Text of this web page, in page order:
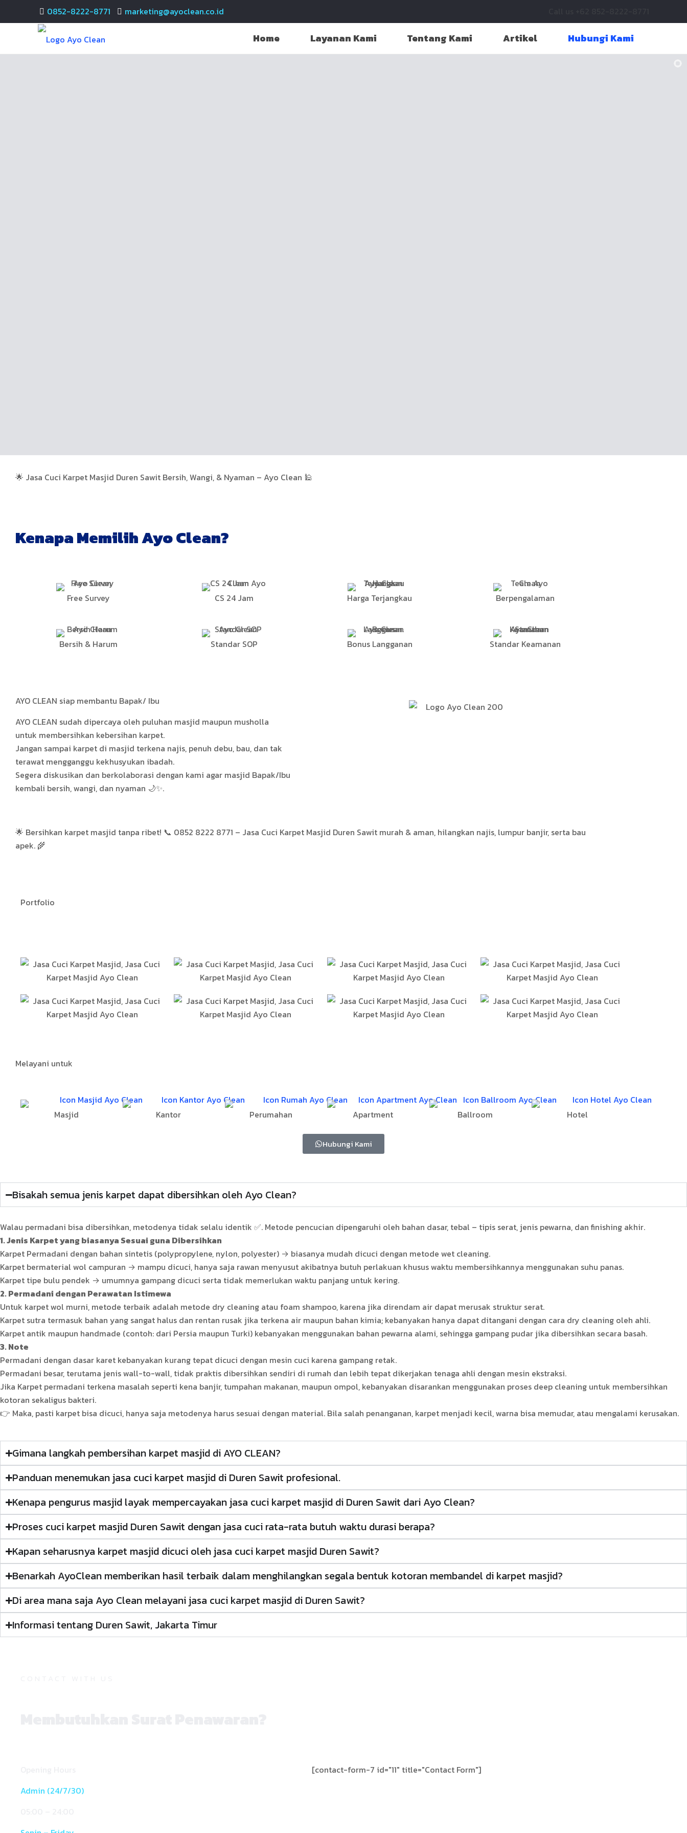
0852-8222-8771 marketing@ayoclean.co.id
Home Layanan Kami Tentang Kami Artikel Hubungi Kami
🌟 Jasa Cuci Karpet Masjid Duren Sawit Bersih, Wangi, & Nyaman – Ayo Clean 🕌
Kenapa Memilih Ayo Clean?
Free Survey CS 24 Jam Harga Terjangkau Berpengalaman
Bersih & Harum Standar SOP Bonus Langganan Standar Keamanan
AYO CLEAN siap membantu Bapak/ Ibu
AYO CLEAN sudah dipercaya oleh puluhan masjid maupun musholla
untuk membersihkan kebersihan karpet.
Jangan sampai karpet di masjid terkena najis, penuh debu, bau, dan tak
terawat mengganggu kekhusyukan ibadah.
Segera diskusikan dan berkolaborasi dengan kami agar masjid Bapak/Ibu
kembali bersih, wangi, dan nyaman 🌙✨.
🌟 Bersihkan karpet masjid tanpa ribet! 📞 0852 8222 8771 – Jasa Cuci Karpet Masjid Duren Sawit murah & aman, hilangkan najis, lumpur banjir, serta bau
apek. 🌾
Portfolio
Melayani untuk
Masjid Kantor Perumahan Apartment Ballroom Hotel
Hubungi Kami
Bisakah semua jenis karpet dapat dibersihkan oleh Ayo Clean?
Walau permadani bisa dibersihkan, metodenya tidak selalu identik ✅. Metode pencucian dipengaruhi oleh bahan dasar, tebal – tipis serat, jenis pewarna, dan finishing akhir.
1. Jenis Karpet yang biasanya Sesuai guna Dibersihkan
Karpet Permadani dengan bahan sintetis (polypropylene, nylon, polyester) → biasanya mudah dicuci dengan metode wet cleaning.
Karpet bermaterial wol campuran → mampu dicuci, hanya saja rawan menyusut akibatnya butuh perlakuan khusus waktu membersihkannya menggunakan suhu panas.
Karpet tipe bulu pendek → umumnya gampang dicuci serta tidak memerlukan waktu panjang untuk kering.
2. Permadani dengan Perawatan Istimewa
Untuk karpet wol murni, metode terbaik adalah metode dry cleaning atau foam shampoo, karena jika direndam air dapat merusak struktur serat.
Karpet sutra termasuk bahan yang sangat halus dan rentan rusak jika terkena air maupun bahan kimia; kebanyakan hanya dapat ditangani dengan cara dry cleaning oleh ahli.
Karpet antik maupun handmade (contoh: dari Persia maupun Turki) kebanyakan menggunakan bahan pewarna alami, sehingga gampang pudar jika dibersihkan secara basah.
3. Note
Permadani dengan dasar karet kebanyakan kurang tepat dicuci dengan mesin cuci karena gampang retak.
Permadani besar, terutama jenis wall-to-wall, tidak praktis dibersihkan sendiri di rumah dan lebih tepat dikerjakan tenaga ahli dengan mesin ekstraksi.
Jika Karpet permadani terkena masalah seperti kena banjir, tumpahan makanan, maupun ompol, kebanyakan disarankan menggunakan proses deep cleaning untuk membersihkan
kotoran sekaligus bakteri.
👉 Maka, pasti karpet bisa dicuci, hanya saja metodenya harus sesuai dengan material. Bila salah penanganan, karpet menjadi kecil, warna bisa memudar, atau mengalami kerusakan.
Gimana langkah pembersihan karpet masjid di AYO CLEAN?
Panduan menemukan jasa cuci karpet masjid di Duren Sawit profesional.
Kenapa pengurus masjid layak mempercayakan jasa cuci karpet masjid di Duren Sawit dari Ayo Clean?
Proses cuci karpet masjid Duren Sawit dengan jasa cuci rata-rata butuh waktu durasi berapa?
Kapan seharusnya karpet masjid dicuci oleh jasa cuci karpet masjid Duren Sawit?
Benarkah AyoClean memberikan hasil terbaik dalam menghilangkan segala bentuk kotoran membandel di karpet masjid?
Di area mana saja Ayo Clean melayani jasa cuci karpet masjid di Duren Sawit?
Informasi tentang Duren Sawit, Jakarta Timur
Admin (24/7/30)
[contact-form-7 id="11" title="Contact Form"]